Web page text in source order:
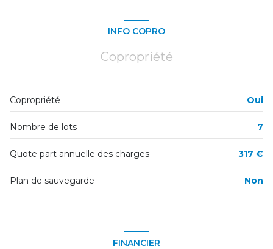
INFO COPRO
Copropriété
Copropriété Oui
Nombre de lots 7
Quote part annuelle des charges 317 €
Plan de sauvegarde Non
FINANCIER